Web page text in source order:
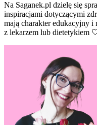
Na Saganek.pl dzielę się
inspiracjami dotyczącymi
mają charakter edukacyjny
z lekarzem lub dietetykiem